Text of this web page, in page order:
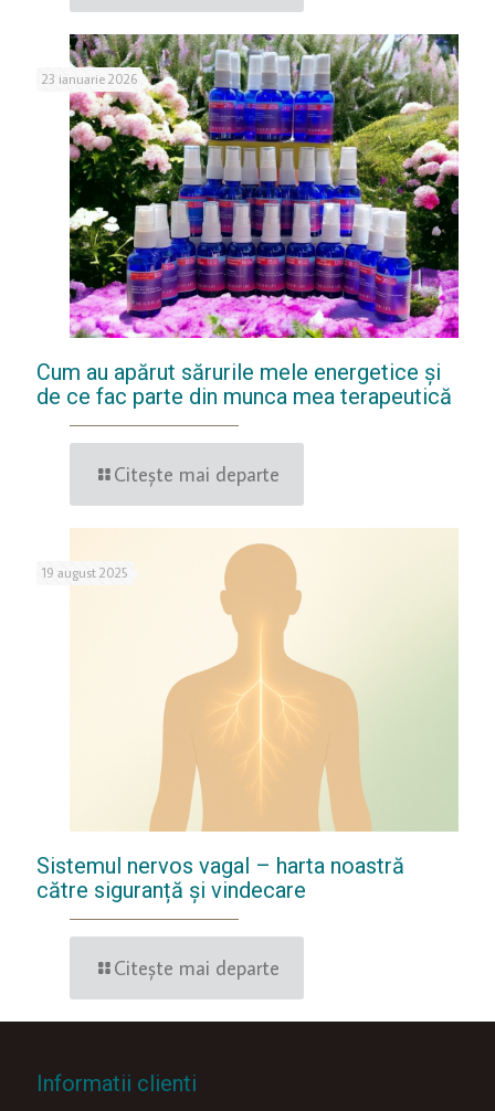
23 ianuarie 2026
Cum au apărut sărurile mele energetice și
de ce fac parte din munca mea terapeutică
Citește mai departe
19 august 2025
Sistemul nervos vagal – harta noastră
către siguranță și vindecare
Citește mai departe
Informatii clienti